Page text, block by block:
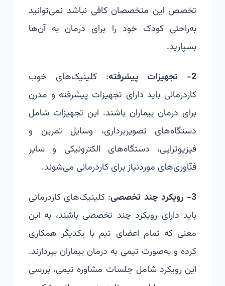
تخصص این متخصصان کافی نباشد نمی‌توانید
به‌راحتی کودک خود را برای درمان به آن‌ها
بسپارید.
2- تجهیزات پیشرفته
: کلینیک‌های خوب
کاردرمانی باید دارای تجهیزات پیشرفته و مدرن
برای درمان بیماران باشند. این تجهیزات شامل
دستگاه‌های تصویربرداری، وسایل تمرین و
فیزیوتراپی، دستگاه‌های الکترونیکی و سایر
فنّاوری‌های موردنیاز برای کاردرمانی می‌شوند.
3- رویکرد چند تخصصی
: کلینیک‌های کاردرمانی
باید دارای رویکرد چند تخصصی باشند، به این
معنی که تمام اعضای تیم با یکدیگر همکاری
کرده و به‌صورت تیمی به درمان بیماران بپردازند.
این رویکرد شامل جلسات مشاوره تیمی، بررسی